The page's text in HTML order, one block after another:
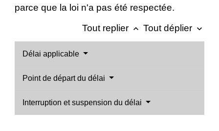
parce que la loi n'a pas été respectée.
Tout replier keyboard_arrow_up Tout déplier keyboard_arrow_down
Délai applicable
Point de départ du délai
Interruption et suspension du délai